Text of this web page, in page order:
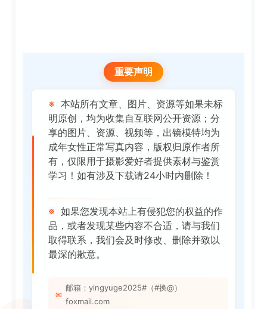
重要声明
※ 本站所有文章、图片、资源等如果未标
明原创，均为收集自互联网公开资源；分
享的图片、资源、视频等，出镜模特均为
成年女性正常写真内容，版权归原作者所
有，仅限用于摄影爱好者提供素材与鉴赏
学习！如有涉及下载请24小时内删除！
※ 如果您发现本站上有侵犯您的权益的作
品，或者发现某些内容不合适，请与我们
取得联系，我们会及时修改、删除并致以
最深的歉意。
✉
邮箱：yingyuge2025#（#换@）
foxmail.com